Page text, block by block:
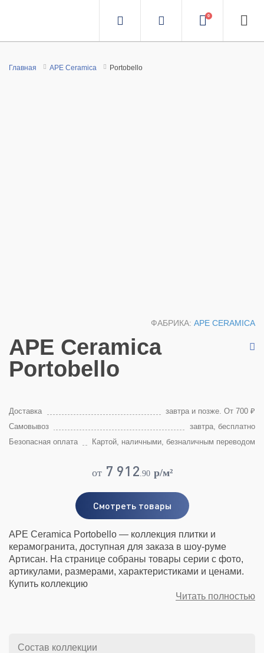
0
Главная APE Ceramica Portobello
ФАБРИКА: APE CERAMICA
APE Ceramica
Portobello
Доставка
завтра и позже. От 700 ₽
Самовывоз
завтра, бесплатно
Безопасная оплата
Картой, наличными, безналичным переводом
от 7 912.90 p/м²
Смотреть товары
APE Ceramica Portobello — коллекция плитки и
керамогранита, доступная для заказа в шоу-руме
Артисан. На странице собраны товары серии с фото,
артикулами, размерами, характеристиками и ценами.
Купить коллекцию
Читать полностью
Состав коллекции